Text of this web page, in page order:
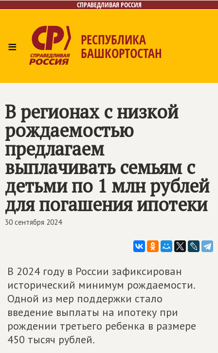
СПРАВЕДЛИВАЯ РОССИЯ
≡ РЕСПУБЛИКА
БАШКОРТОСТАН
В регионах с низкой
рождаемостью
предлагаем
выплачивать семьям с
детьми по 1 млн рублей
для погашения ипотеки
30 сентября 2024
В 2024 году в России зафиксирован
исторический минимум рождаемости.
Одной из мер поддержки стало
введение выплаты на ипотеку при
рождении третьего ребенка в размере
450 тысяч рублей.